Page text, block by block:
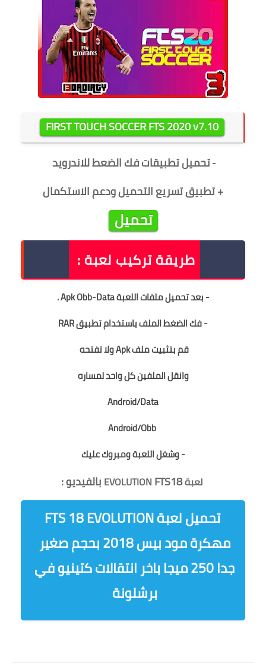
FIRST TOUCH SOCCER FTS 2020 v7.10
-تحميل تطبيقات فك الضعط للاندرويد
+ تطبيق تسريع التحميل ودعم الاستكمال
تحميل
طريقة تركيب لعبة :
- بعد تحميل ملفات اللعبة Apk Obb-Data .
- فك الضغط الملف باستخدام تطبيق RAR
قم بتثبيت ملف Apk ولا تفتحه
وانقل الملفين كل واحد لمساره
Android/Data
- وشغل اللعبة ومبروك عليك
لعبة EVOLUTION FTS18 بالفيديو :
تحميل لعبة FTS 18 EVOLUTION
مهكرة مود بيس 2018 بحجم صغير
جدا 250 ميجا باخر انتقالات كتينيو في
برشلونة